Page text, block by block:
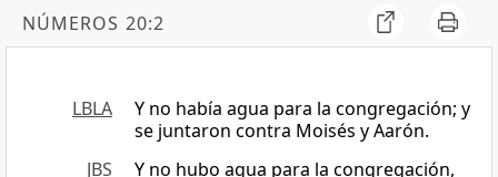
NÚMEROS 20:2
LBLA
Y no había agua para la congregación; y
se juntaron contra Moisés y Aarón.
JBS
Y no hubo agua para la congregación,